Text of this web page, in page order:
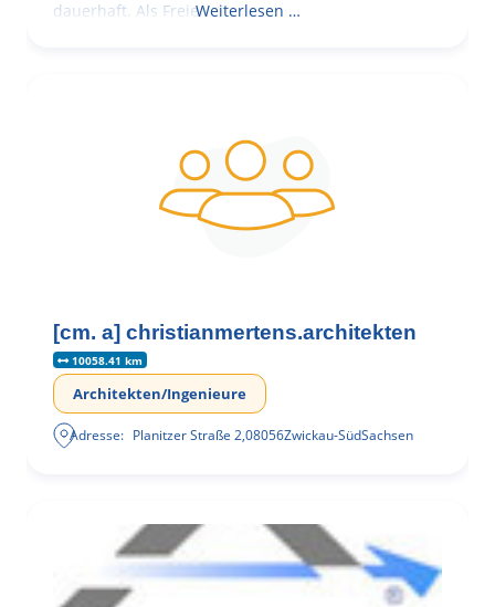
dauerhaft. Als FreieWeiterlesen …
[cm. a] christianmertens.architekten
10058.41 km
Architekten/Ingenieure
Adresse: Planitzer Straße 2,08056Zwickau-SüdSachsen